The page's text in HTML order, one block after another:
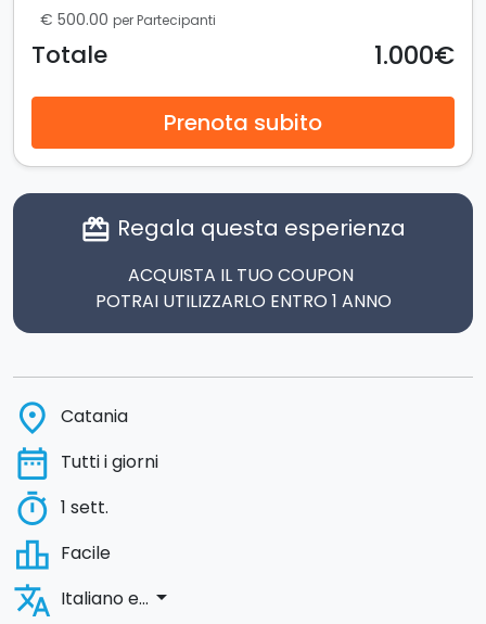
€ 500.00 per Partecipanti
Totale 1.000€
Prenota subito
card_giftcard Regala questa esperienza
ACQUISTA IL TUO COUPON
POTRAI UTILIZZARLO ENTRO 1 ANNO
place Catania
date_range Tutti i giorni
timer 1 sett.
leaderboard Facile
translate Italiano e... arrow_drop_down